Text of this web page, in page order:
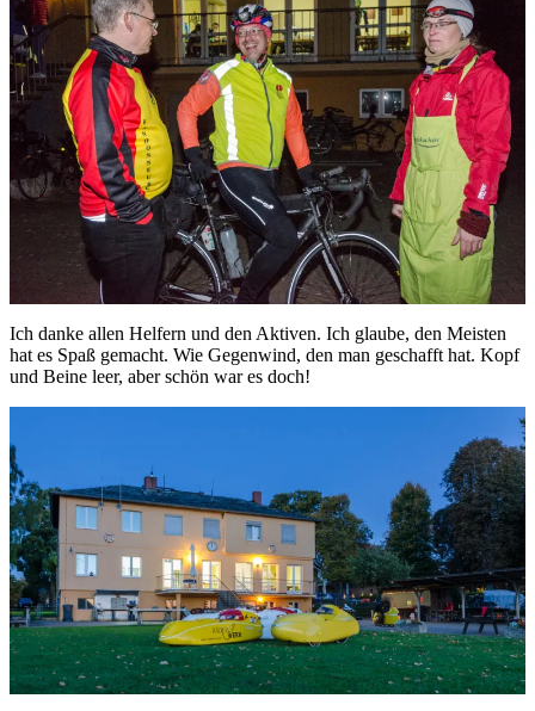
Ich danke allen Helfern und den Aktiven. Ich glaube, den Meisten
hat es Spaß gemacht. Wie Gegenwind, den man geschafft hat. Kopf
und Beine leer, aber schön war es doch!